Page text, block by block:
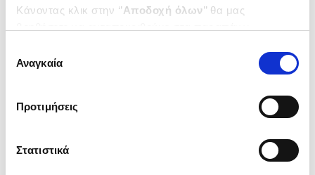
Κάνοντας κλικ στην ‘’Αποδοχή όλων’’ θα μας
ενδιαφέρουν και να επιλέξετε από τα παρακάτω με την
΄΄και να ενημερωθείτε σχετικά με
συγκατάθεσης
Αναγκαία
Προτιμήσεις
Στατιστικά